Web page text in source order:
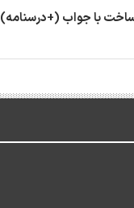
با جواب (+درسنامه)